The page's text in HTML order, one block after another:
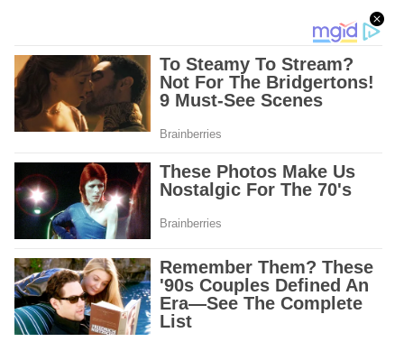
Advertisement